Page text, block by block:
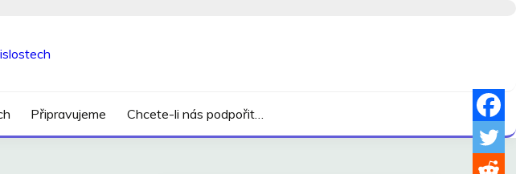
Připravujeme Chcete-li nás podpořit…